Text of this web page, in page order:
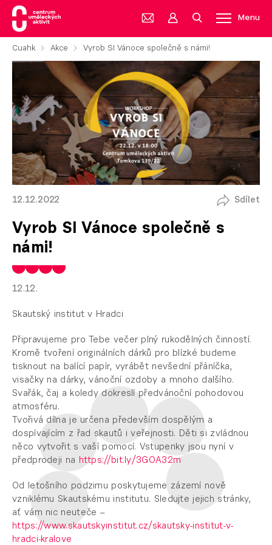
Menu
Cuahk Akce Vyrob SI Vánoce společně s námi!
12.12.2022 Sdílet
Vyrob SI Vánoce společně s
námi!
12.12.
Skautský institut v Hradci
Připravujeme pro Tebe večer plný rukodělných činností.
Kromě tvoření originálních dárků pro blízké budeme
tisknout na balící papír, vyrábět nevšední přáníčka,
visačky na dárky, vánoční ozdoby a mnoho dalšího.
Svařák, čaj a koledy dokreslí předvánoční pohodovou
atmosféru.
Tvořivá dílna je určena především dospělým a
dospívajícím z řad skautů i veřejnosti. Děti si zvládnou
něco vytvořit s vaší pomocí. Vstupenky jsou nyní v
předprodeji na https://bit.ly/3GOA32m
Od letošního podzimu poskytujeme zázemí nově
vzniklému Skautskému institutu. Sledujte jejich stránky,
ať vám nic neuteče –
https://www.skautskyinstitut.cz/skautsky-institut-v-
hradci-kralove